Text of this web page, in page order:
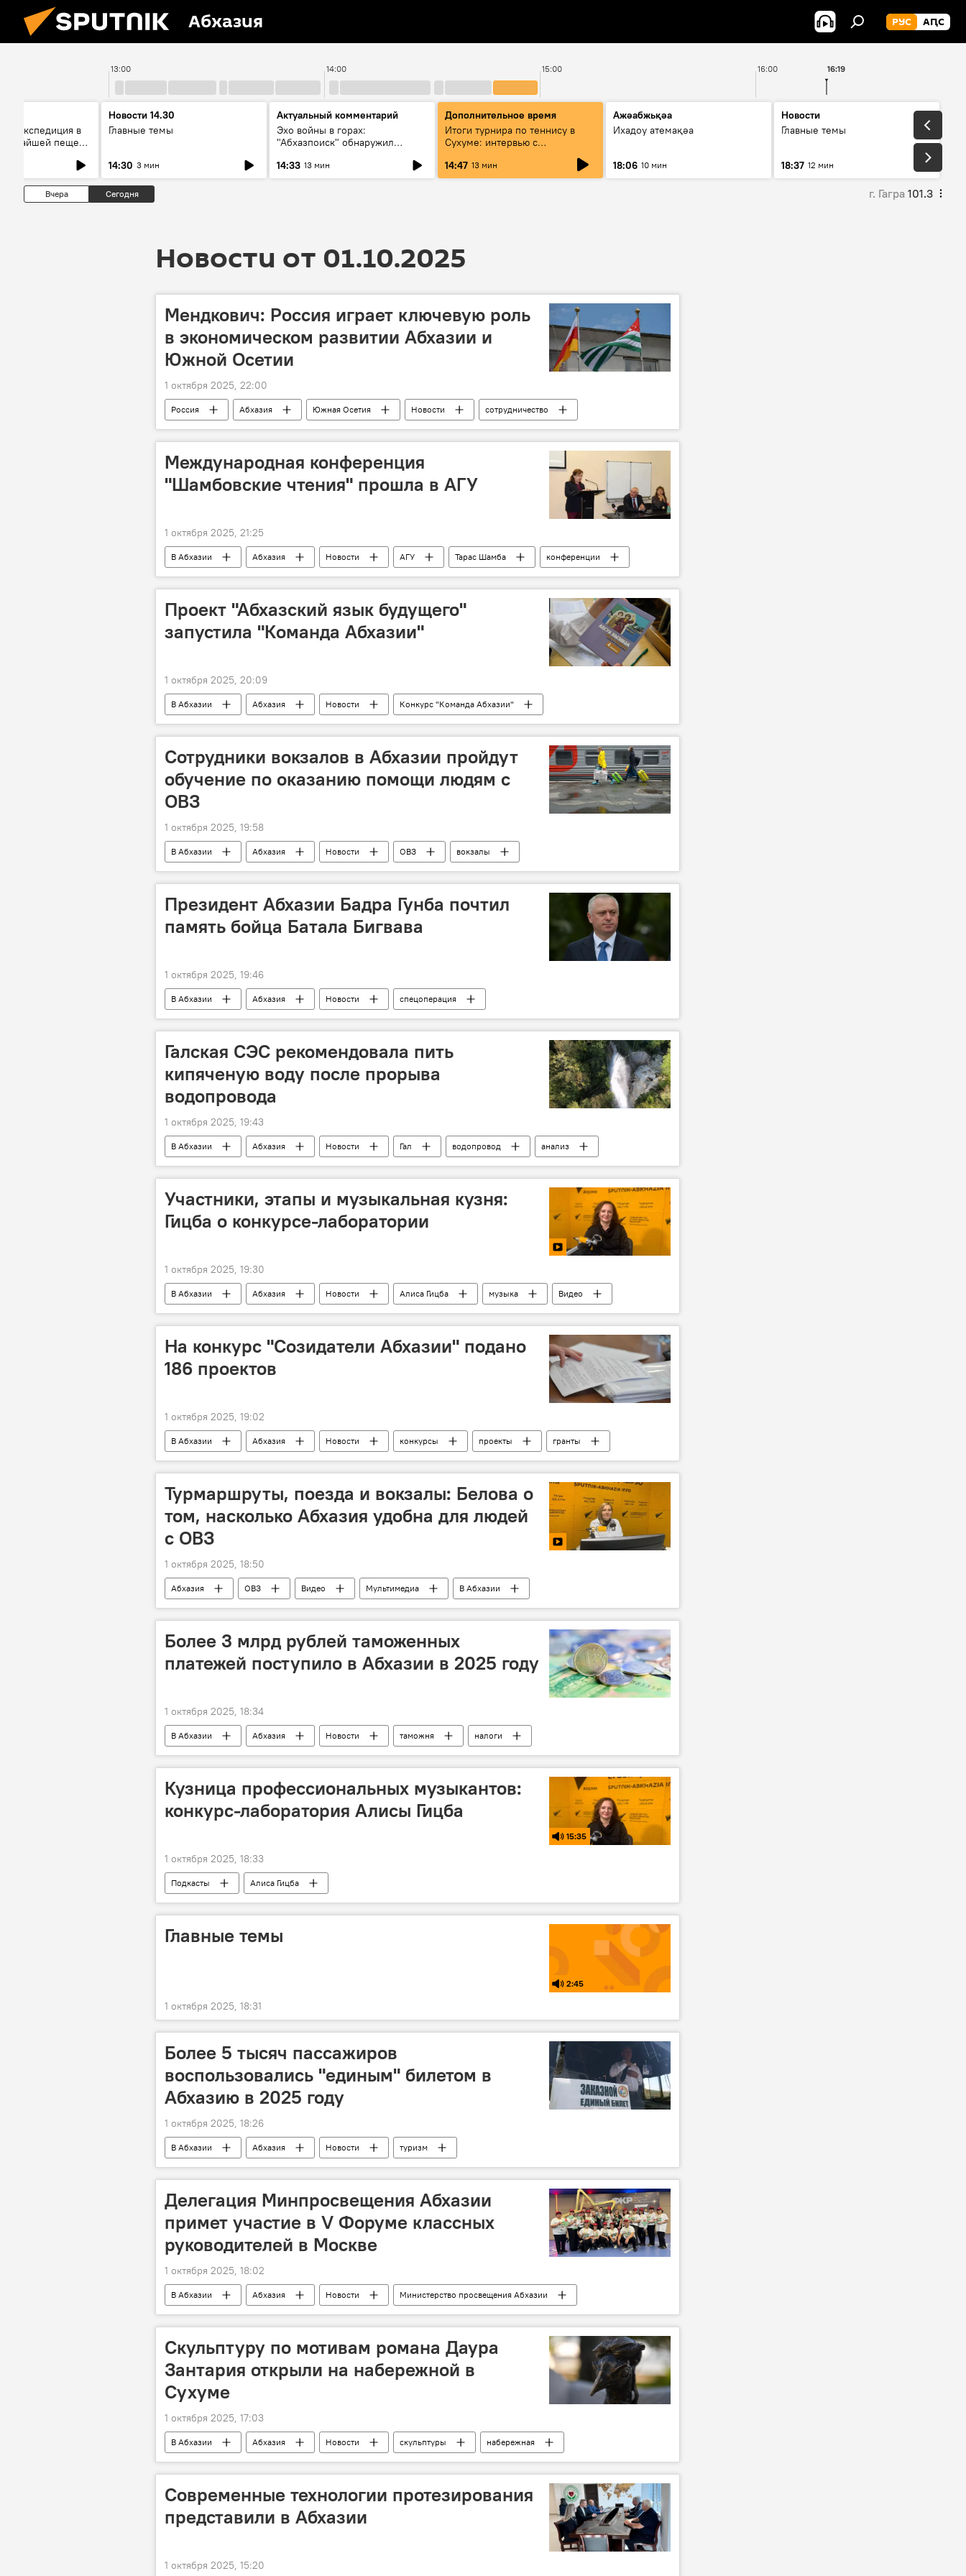
Абхазия РУС АԤС
13:00 14:00 15:00 16:00 16:19
экспедиция в
пещере
Новости 14.30
Главные темы
14:30 3 мин
Актуальный комментарий
Эхо войны в горах:
"Абхазпоиск" обнаружил
захоронения в Псху
14:33 13 мин
Дополнительное время
Итоги турнира по теннису в
Сухуме: интервью с
14:47 13 мин
Ажәабжьқәа
Ихадоу атемақәа
18:06 10 мин
Новости
Главные темы
18:37 12 мин
Вчера Сегодня г. Гагра 101.3
Новости от 01.10.2025
Мендкович: Россия играет ключевую роль
в экономическом развитии Абхазии и
Южной Осетии
1 октября 2025, 22:00
Россия Абхазия Южная Осетия Новости
сотрудничество
Договор между Абхазией и Россией о союзничестве и стратегическом партнерстве
партнерство
Международная конференция
"Шамбовские чтения" прошла в АГУ
1 октября 2025, 21:25
В Абхазии Абхазия Новости АГУ Тарас Шамба конференции
Проект "Абхазский язык будущего"
запустила "Команда Абхазии"
1 октября 2025, 20:09
В Абхазии Абхазия Новости
Конкурс "Команда Абхазии"
абхазский язык
Сотрудники вокзалов в Абхазии пройдут
обучение по оказанию помощи людям с
ОВЗ
1 октября 2025, 19:58
В Абхазии Абхазия Новости ОВЗ вокзалы
Президент Абхазии Бадра Гунба почтил
память бойца Батала Бигвава
1 октября 2025, 19:46
В Абхазии Абхазия Новости спецоперация
Галская СЭС рекомендовала пить
кипяченую воду после прорыва
водопровода
1 октября 2025, 19:43
В Абхазии Абхазия Новости Гал водопровод
анализ
вода
Участники, этапы и музыкальная кузня:
Гицба о конкурсе-лаборатории
1 октября 2025, 19:30
В Абхазии Абхазия Новости Алиса Гицба музыка
Видео
Мультимедиа
На конкурс "Созидатели Абхазии" подано
186 проектов
1 октября 2025, 19:02
В Абхазии Абхазия Новости конкурсы проекты гранты
Турмаршруты, поезда и вокзалы: Белова о
том, насколько Абхазия удобна для людей
с ОВЗ
1 октября 2025, 18:50
Абхазия ОВЗ Видео Мультимедиа В Абхазии
Более 3 млрд рублей таможенных
платежей поступило в Абхазии в 2025 году
1 октября 2025, 18:34
В Абхазии Абхазия Новости таможня налоги
Кузница профессиональных музыкантов:
конкурс-лаборатория Алисы Гицба
15:35
1 октября 2025, 18:33
Подкасты Алиса Гицба
Главные темы
2:45
1 октября 2025, 18:31
Более 5 тысяч пассажиров
воспользовались "единым" билетом в
Абхазию в 2025 году
1 октября 2025, 18:26
В Абхазии Абхазия Новости туризм
Делегация Минпросвещения Абхазии
примет участие в V Форуме классных
руководителей в Москве
1 октября 2025, 18:02
В Абхазии Абхазия Новости Министерство просвещения Абхазии
Скульптуру по мотивам романа Даура
Зантария открыли на набережной в
Сухуме
1 октября 2025, 17:03
В Абхазии Абхазия Новости скульптуры набережная
Современные технологии протезирования
представили в Абхазии
1 октября 2025, 15:20